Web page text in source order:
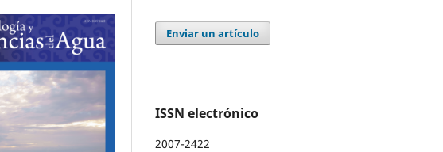
Enviar un artículo
ISSN electrónico
2007-2422